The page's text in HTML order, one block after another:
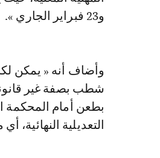
و23 فبراير الجاري ».
وأضاف أنه « يمكن
شطب بصفة غير
بطعن أمام المحكمة
التعديلية النهائية، أي ما بين 15 و 23